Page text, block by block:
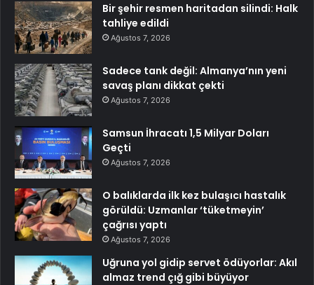
Bir şehir resmen haritadan silindi: Halk
tahliye edildi
Ağustos 7, 2026
Sadece tank değil: Almanya’nın yeni
savaş planı dikkat çekti
Ağustos 7, 2026
Samsun İhracatı 1,5 Milyar Doları
Geçti
Ağustos 7, 2026
O balıklarda ilk kez bulaşıcı hastalık
görüldü: Uzmanlar ‘tüketmeyin’
çağrısı yaptı
Ağustos 7, 2026
Uğruna yol gidip servet ödüyorlar: Akıl
almaz trend çığ gibi büyüyor